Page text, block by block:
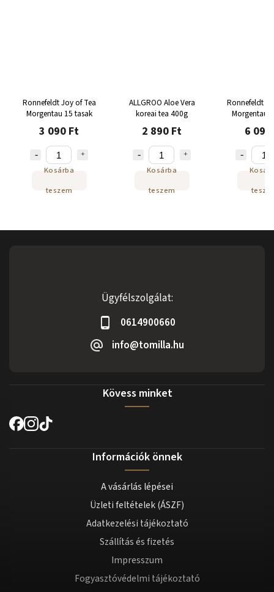
Ronnefeldt Joy of Tea
Morgentau 15 tasak
3 090 Ft
Kosárba
teszem
ALLGROO Aloe Vera
koreai tea 400g
2 890 Ft
Kosárba
teszem
Ronnefeldt
Morgentau
6
Ügyfélszolgálat:
0614900660
info@tomilla.hu
Kövess minket
Információk önnek
A vásárlás lépései
Üzleti feltételek (ÁSZF)
Adatkezelési tájékoztató
Szállítás és fizetés
Impresszum
Fogyasztóvédelmi tájékoztató